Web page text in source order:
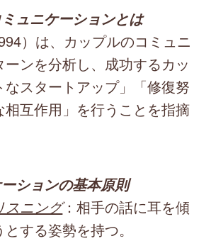
ュニケーションとは
）は、カップルのコミュニ
ンを分析し、成功するカッ
なスタートアップ」「修復努
相互作用」を行うことを指摘
ションの基本原則
スニング：相手の話に耳を傾
する姿勢を持つ。